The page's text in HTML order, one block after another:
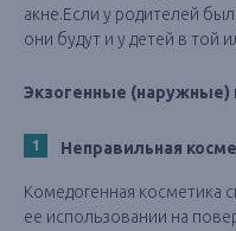
акне.Если у родителей
они будут и у детей в той
Экзогенные (наружные)
Неправильная
Комедогенная косметика
ее использовании на